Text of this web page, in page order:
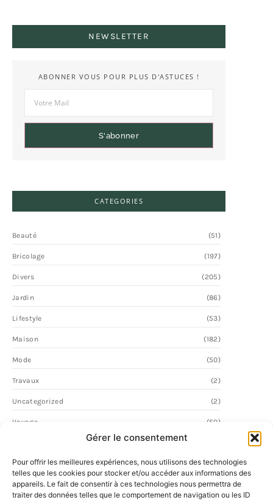
Gérer le consentement
Pour offrir les meilleures expériences, nous utilisons des technologies
telles que les cookies pour stocker et/ou accéder aux informations des
appareils. Le fait de consentir à ces technologies nous permettra de
traiter des données telles que le comportement de navigation ou les ID
NEWSLETTER
ABONNER VOUS POUR PLUS D'ASTUCES !
S'abonner
CATEGORIES
Beauté (51)
Bricolage (197)
Divers (205)
Jardin (86)
Lifestyle (53)
Maison (182)
Mode (50)
Travaux (2)
Uncategorized (2)
Voyage (50)